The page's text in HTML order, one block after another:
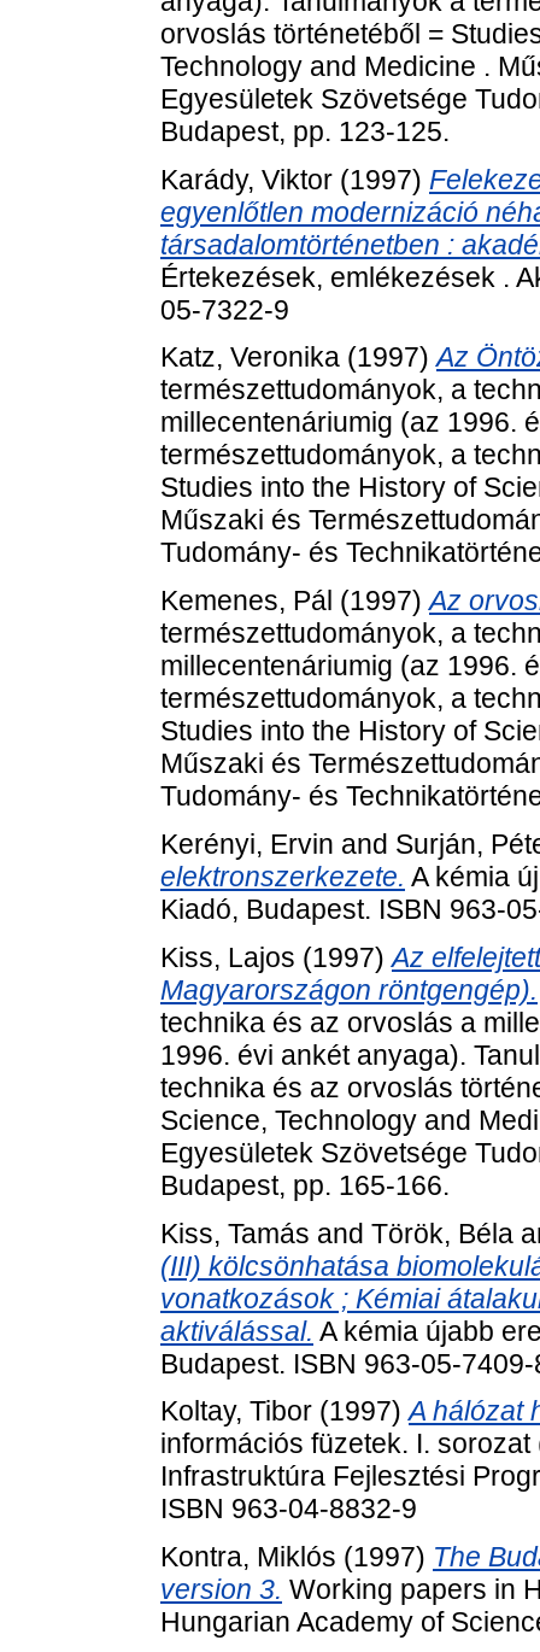
orvoslás történetéből =
Technology and Medicine .
Egyesületek Szövetsége
Budapest, pp. 123-125.
Karády, Viktor (1997)
egyenlőtlen modernizáció
társadalomtörténetben :
Értekezések, emlékezések .
05-7322-9
Katz, Veronika (1997)Az
természettudományok, a
millecentenáriumig (az 1996.
természettudományok, a
Studies into the History of
Műszaki és
Tudomány- és
Kemenes, Pál (1997)Az
természettudományok, a
millecentenáriumig (az 1996.
természettudományok, a
Studies into the History of
Műszaki és
Tudomány- és
Kerényi, Ervin and Surján,
elektronszerkezete. A kémia
Kiadó, Budapest. ISBN 963-
Kiss, Lajos (1997)Az
Magyarországon röntgengép).
technika és az orvoslás a
1996. évi ankét anyaga).
technika és az orvoslás
Science, Technology and
Egyesületek Szövetsége
Budapest, pp. 165-166.
Kiss, Tamás and Török, Béla
(III) kölcsönhatása
vonatkozások ; Kémiai
aktiválással. A kémia újabb
Budapest. ISBN 963-05-7409-
Koltay, Tibor (1997)A hálózat
információs füzetek. I.
Infrastruktúra Fejlesztési
ISBN 963-04-8832-9
Kontra, Miklós (1997) The
version 3. Working papers in
Hungarian Academy of